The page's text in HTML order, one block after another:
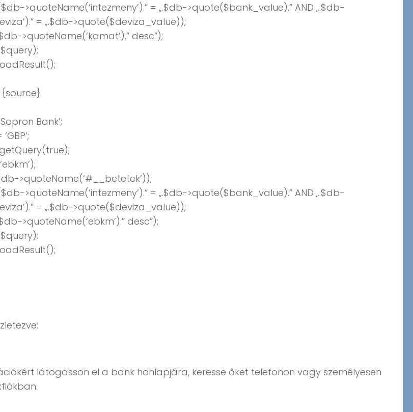
>quoteName(‘intezmeny’).” = „.$db->quote($bank_value).” AND „.$db-
= „.$db->quote($deviza_value));
>quoteName(‘kamat’).” desc”);
{source}
Bank’;
>quoteName(‘#__betetek’));
>quoteName(‘intezmeny’).” = „.$db->quote($bank_value).” AND „.$db-
= „.$db->quote($deviza_value));
>quoteName(‘ebkm’).” desc”);
látogasson el a bank honlapjára, keresse őket telefonon vagy személyesen